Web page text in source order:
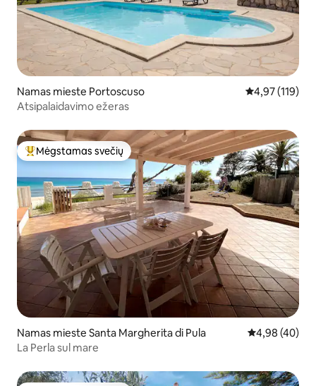
Namas mieste Portoscuso Vidutinis
4,97 (119)
Atsipalaidavimo ežeras
Svečių mėgstamiausias
Mėgstamas svečių
Namas mieste Santa Margherita di Pula Vidutinis
4,98 (40)
La Perla sul mare